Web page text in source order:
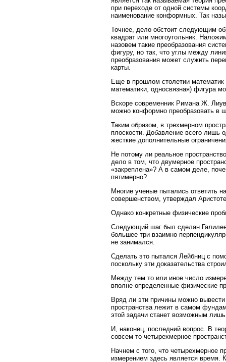
при переходе от одной системы
наименование конформных. Так
Точнее, дело обстоит следующим
квадрат или многоугольник.
назовем такие преобразования
фигуру, но так, что углы между
преобразования может служить
карты.
Еще в прошлом столетии
математики, односвязная) фигура
Вскоре современник Римана Ж.
можно конформно преобразовать в
Таким образом, в трехмерном
плоскости. Добавление всего лишь
жесткие дополнительные
Не потому ли реальное
дело в том, что двумерное
«закреплена»? А в самом деле,
пятимерно?
Многие ученые пытались ответить
совершенством, утверждал
Однако конкретные физические
Следующий шаг был сделан
большее три взаимно
не занимался.
Сделать это пытался Лейбниц с
поскольку эти доказательства
Между тем то или иное число
вполне определенные физические
Вряд ли эти причины можно
пространства лежит в самом
этой задачи станет возможным
И, наконец, последний вопрос. В
совсем то четырехмерное
Начнем с того, что четырехмерное
измерением здесь является время.